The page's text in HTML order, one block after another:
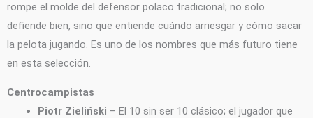
rompe el molde del defensor polaco tradicional; no solo
defiende bien, sino que entiende cuándo arriesgar y cómo sacar
la pelota jugando. Es uno de los nombres que más futuro tiene
en esta selección.
Centrocampistas
Piotr Zieliński – El 10 sin ser 10 clásico; el jugador que